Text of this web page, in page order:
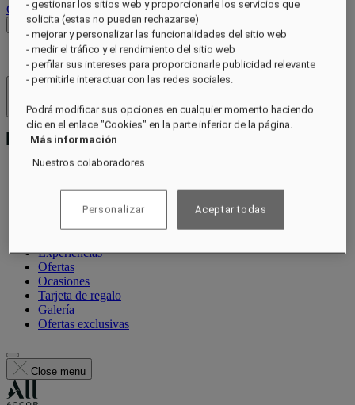
Cerrar sesión
Ver tarifas
Abrir menú
Acerca de
Habitaciones y suites
Experiencias
Ofertas
Ocasiones
Tarjeta de regalo
Galería
Ofertas exclusivas
Close menu
- gestionar los sitios web y proporcionarle los servicios que
solicita (estas no pueden rechazarse)
- mejorar y personalizar las funcionalidades del sitio web
- medir el tráfico y el rendimiento del sitio web
- perfilar sus intereses para proporcionarle publicidad relevante
- permitirle interactuar con las redes sociales.
Podrá modificar sus opciones en cualquier momento haciendo
clic en el enlace "Cookies" en la parte inferior de la página.
Más información
Nuestros colaboradores
Personalizar Aceptar todas